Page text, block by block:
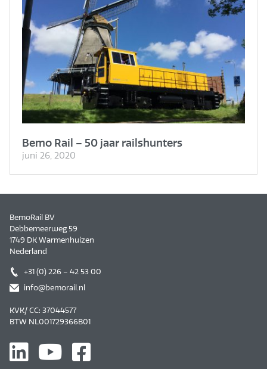
Bemo Rail – 50 jaar railshunters
juni 26, 2020
BemoRail BV
Debbemeerweg 59
1749 DK Warmenhuizen
Nederland
+31 (0) 226 – 42 53 00
info@bemorail.nl
KVK/ CC: 37044577
BTW NL001729366B01